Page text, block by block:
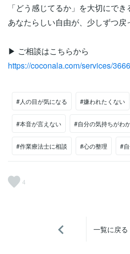
「どう感じてるか」を大切にでき
あなたらしい自由が、少しずつ戻
▶ ご相談はこちらから
https://coconala.com/services/
#人の目が気になる #嫌われたくない
#本音が言えない #自分の気持ちがわ
#作業療法士に相談 #心の整理 #
4
一覧に戻る